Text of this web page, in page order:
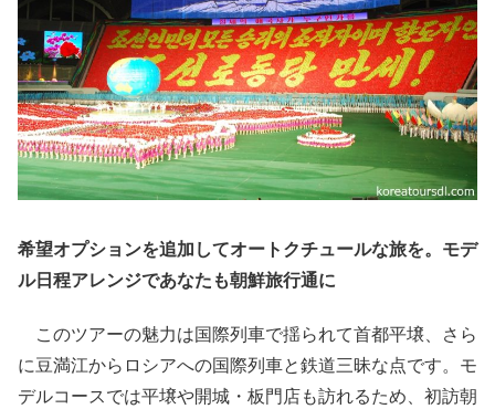
希望オプションを追加してオートクチュールな旅を。モデ
ル日程アレンジであなたも朝鮮旅行通に
このツアーの魅力は国際列車で揺られて首都平壌、さら
に豆満江からロシアへの国際列車と鉄道三昧な点です。モ
デルコースでは平壌や開城・板門店も訪れるため、初訪朝